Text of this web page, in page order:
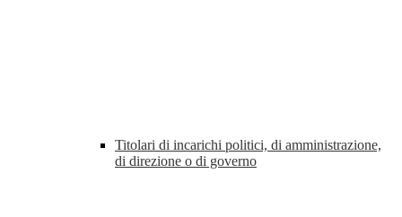
Titolari di incarichi politici, di amministrazione,
di direzione o di governo